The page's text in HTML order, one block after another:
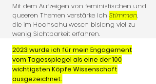
Mit dem Aufzeigen von feministischen und
queeren Themen verstärke ich Stimmen,
die im Hochschulwesen bislang viel zu
wenig Sichtbarkeit erfahren.
2023 wurde ich für mein Engagement
vom Tagesspiegel als eine der 100
wichtigsten Köpfe Wissenschaft
ausgezeichnet.